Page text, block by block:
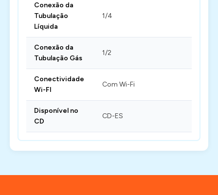
Conexão da
Tubulação
Líquida
1/4
Conexão da
Tubulação Gás
1/2
Conectividade
Wi-FI
Com Wi-Fi
Disponível no
CD
CD-ES